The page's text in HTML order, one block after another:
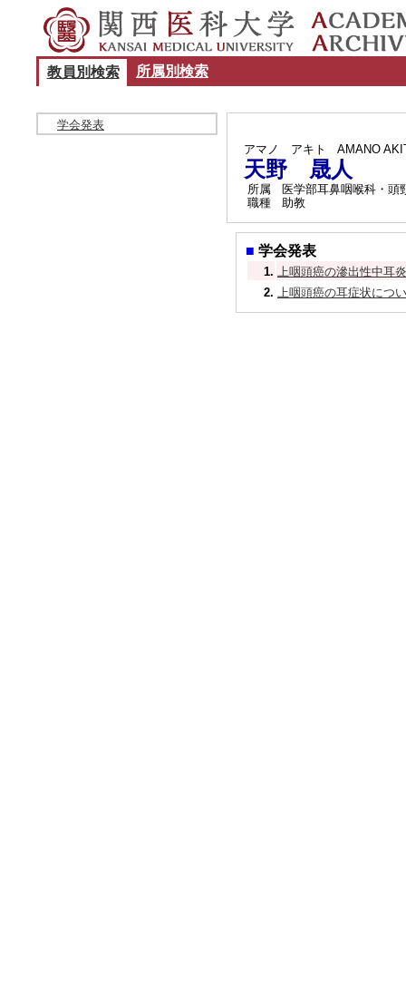
教員別検索 所属別検索
学会発表
アマノ アキト
AMANO
天野 晟人
所属
医学部耳鼻咽喉科・頭
職種
助教
■ 学会発表
1. 上咽頭癌の滲出性中耳
2. 上咽頭癌の耳症状につ